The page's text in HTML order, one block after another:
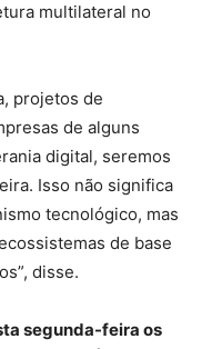
multilateral no
projetos de
de alguns
digital, seremos
Isso não significa
tecnológico, mas
de base
disse.
segunda-feira os